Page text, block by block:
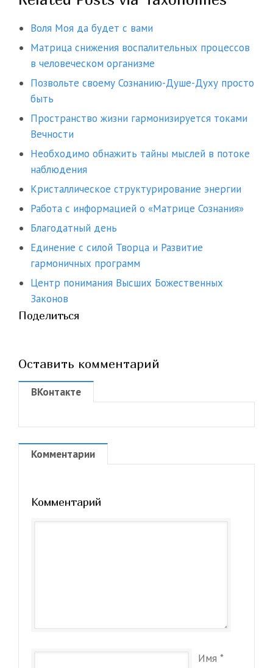
Воля Моя да будет с вами
Матрица снижения воспалительных процессов
в человеческом организме
Позвольте своему Сознанию-Душе-Духу просто
быть
Пространство жизни гармонизируется токами
Вечности
Необходимо обнажить тайны мыслей в потоке
наблюдения
Кристаллическое структурирование энергии
Работа с информацией о «Матрице Сознания»
Благодатный день
Единение с силой Творца и Развитие
гармоничных программ
Центр понимания Высших Божественных
Законов
Поделиться
Оставить комментарий
ВКонтакте
Комментарии
Комментарий
Имя *